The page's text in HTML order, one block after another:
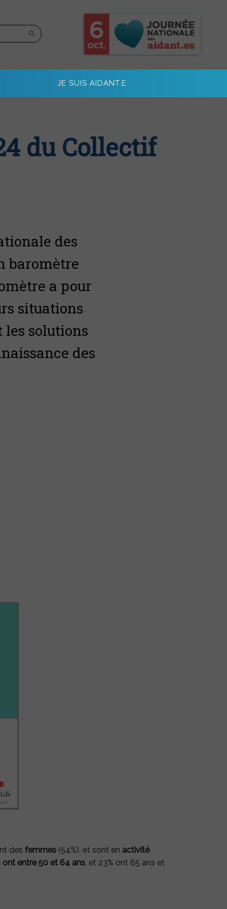
JE SUIS AIDANT.E
du Collectif
des
baromètre
a pour
situations
les solutions
des
des femmes (54%), et sont en activité
ont entre 50 et 64 ans , et 23% ont 65 ans et